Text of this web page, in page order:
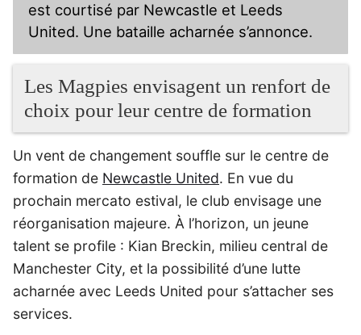
est courtisé par Newcastle et Leeds
United. Une bataille acharnée s’annonce.
Les Magpies envisagent un renfort de
choix pour leur centre de formation
Un vent de changement souffle sur le centre de
formation de Newcastle United. En vue du
prochain mercato estival, le club envisage une
réorganisation majeure. À l’horizon, un jeune
talent se profile : Kian Breckin, milieu central de
Manchester City, et la possibilité d’une lutte
acharnée avec Leeds United pour s’attacher ses
services.